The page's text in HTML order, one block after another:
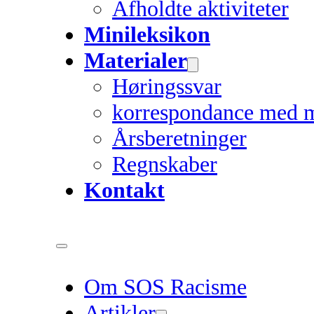
Afholdte aktiviteter
Minileksikon
Materialer
Høringssvar
korrespondance med
Årsberetninger
Regnskaber
Kontakt
Om SOS Racisme